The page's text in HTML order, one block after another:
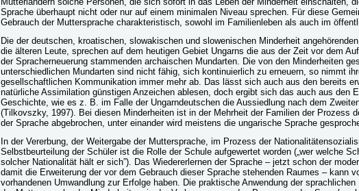
Sprache überhaupt nicht oder nur auf einem minimalen Niveau sprechen. Für diese
Gebrauch der Muttersprache charakteristisch, sowohl im Familienleben als auch im
Die der deutschen, kroatischen, slowakischen und slowenischen Minderheit
die älteren Leute, sprechen auf dem heutigen Gebiet Ungarns die aus der Zeit vor dem
der Spracherneuerung stammenden archaischen Mundarten. Die von den Minderheiten
unterschiedlichen Mundarten sind nicht fähig, sich kontinuierlich zu erneuern, so nimmt
gesellschaftlichen Kommunikation immer mehr ab. Das lässt sich auch aus den bereits
natürliche Assimilation günstigen Anzeichen ablesen, doch ergibt sich das auch aus den
Geschichte, wie es z. B. im Falle der Ungarndeutschen die Aussiedlung nach dem
(Tilkovszky, 1997). Bei diesen Minderheiten ist in der Mehrheit der Familien der Prozess
der Sprache abgebrochen, unter einander wird meistens die ungarische Sprache
In der Vererbung, der Weitergabe der Muttersprache, im Prozess der
Selbstbeurteilung der Schüler ist die Rolle der Schule aufgewertet worden („wer welche
solcher Nationalität hält er sich”). Das Wiedererlernen der Sprache – jetzt schon der
damit die Erweiterung der vor dem Gebrauch dieser Sprache stehenden Raumes – kann
vorhandenen Umwandlung zur Erfolge haben. Die praktische Anwendung der